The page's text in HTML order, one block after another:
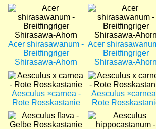
Bild
Acer shirasawanum -
Breitfingriger
Shirasawa-Ahorn
Bild
Acer
Breitfingriger
Shirasawa-Ahorn
Bild
Aesculus ×carnea -
Rote Rosskastanie
Bild
Aesculus
Rote
Bild
Bild